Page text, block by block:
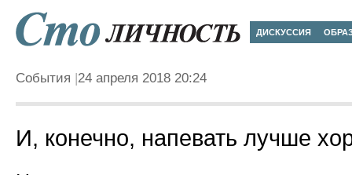
ДИСКУССИЯ
События 24 апреля 2018 20:24
И, конечно, напевать лучше